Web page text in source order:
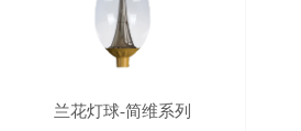
兰花灯球-简维系列